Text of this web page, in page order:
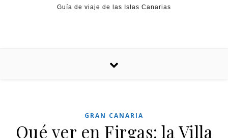
Guía de viaje de las Islas Canarias
GRAN CANARIA
Qué ver en Firgas: la Villa